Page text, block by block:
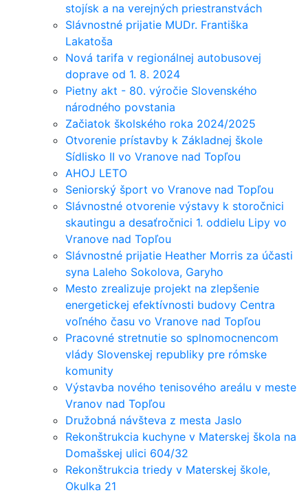
stojísk a na verejných priestranstvách
Slávnostné prijatie MUDr. Františka
Lakatoša
Nová tarifa v regionálnej autobusovej
doprave od 1. 8. 2024
Pietny akt - 80. výročie Slovenského
národného povstania
Začiatok školského roka 2024/2025
Otvorenie prístavby k Základnej škole
Sídlisko II vo Vranove nad Topľou
AHOJ LETO
Seniorský šport vo Vranove nad Topľou
Slávnostné otvorenie výstavy k storočnici
skautingu a desaťročnici 1. oddielu Lipy vo
Vranove nad Topľou
Slávnostné prijatie Heather Morris za účasti
syna Laleho Sokolova, Garyho
Mesto zrealizuje projekt na zlepšenie
energetickej efektívnosti budovy Centra
voľného času vo Vranove nad Topľou
Pracovné stretnutie so splnomocnencom
vlády Slovenskej republiky pre rómske
komunity
Výstavba nového tenisového areálu v meste
Vranov nad Topľou
Družobná návšteva z mesta Jaslo
Rekonštrukcia kuchyne v Materskej škola na
Domašskej ulici 604/32
Rekonštrukcia triedy v Materskej škole,
Okulka 21